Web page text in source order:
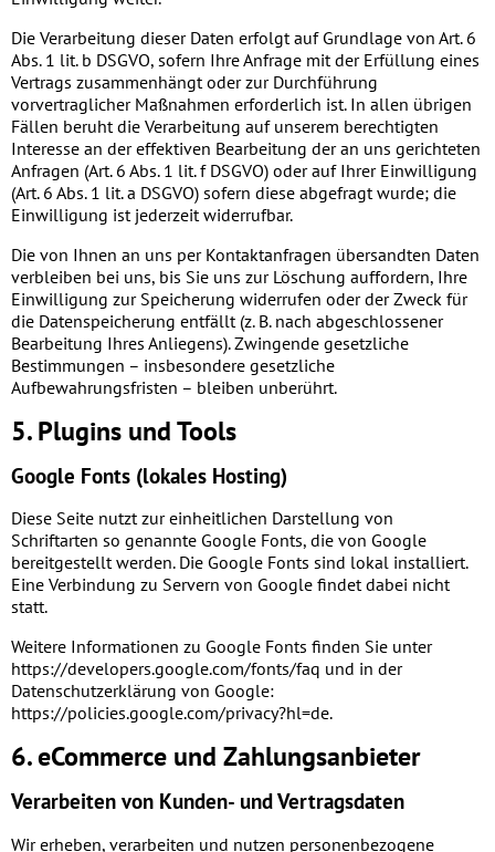
Die Verarbeitung dieser Daten erfolgt auf Grundlage von Art. 6
Abs. 1 lit. b DSGVO, sofern Ihre Anfrage mit der Erfüllung eines
Vertrags zusammenhängt oder zur Durchführung
vorvertraglicher Maßnahmen erforderlich ist. In allen übrigen
Fällen beruht die Verarbeitung auf unserem berechtigten
Interesse an der effektiven Bearbeitung der an uns gerichteten
Anfragen (Art. 6 Abs. 1 lit. f DSGVO) oder auf Ihrer Einwilligung
(Art. 6 Abs. 1 lit. a DSGVO) sofern diese abgefragt wurde; die
Einwilligung ist jederzeit widerrufbar.
Die von Ihnen an uns per Kontaktanfragen übersandten Daten
verbleiben bei uns, bis Sie uns zur Löschung auffordern, Ihre
Einwilligung zur Speicherung widerrufen oder der Zweck für
die Datenspeicherung entfällt (z. B. nach abgeschlossener
Bearbeitung Ihres Anliegens). Zwingende gesetzliche
Bestimmungen – insbesondere gesetzliche
Aufbewahrungsfristen – bleiben unberührt.
5. Plugins und Tools
Google Fonts (lokales Hosting)
Diese Seite nutzt zur einheitlichen Darstellung von
Schriftarten so genannte Google Fonts, die von Google
bereitgestellt werden. Die Google Fonts sind lokal installiert.
Eine Verbindung zu Servern von Google findet dabei nicht
statt.
Weitere Informationen zu Google Fonts finden Sie unter
https://developers.google.com/fonts/faq und in der
Datenschutzerklärung von Google:
https://policies.google.com/privacy?hl=de.
6. eCommerce und Zahlungs­anbieter
Verarbeiten von Kunden- und Vertragsdaten
Wir erheben, verarbeiten und nutzen personenbezogene